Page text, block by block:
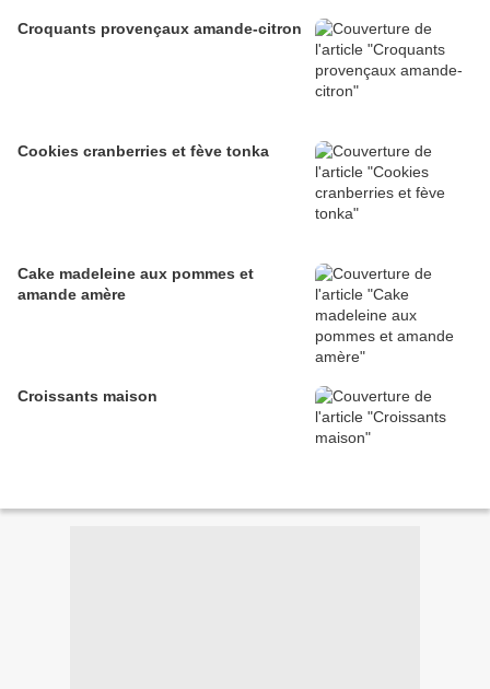
Croquants provençaux amande-citron
Cookies cranberries et fève tonka
Cake madeleine aux pommes et
amande amère
Croissants maison